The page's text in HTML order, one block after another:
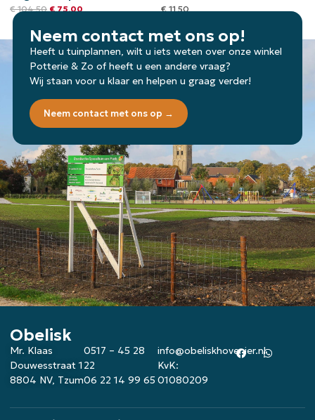
€104,50 € 75,00 € 11,50
Neem contact met ons op!
Heeft u tuinplannen, wilt u iets weten over onze winkel
Potterie & Zo of heeft u een andere vraag?
Wij staan voor u klaar en helpen u graag verder!
Neem contact met ons op →
Obelisk
Mr. Klaas
Douwesstraat 1
8804 NV, Tzum
0517 – 45 28
22
06 22 14 99 65
info@obeliskhovenier.nl
KvK:
01080209